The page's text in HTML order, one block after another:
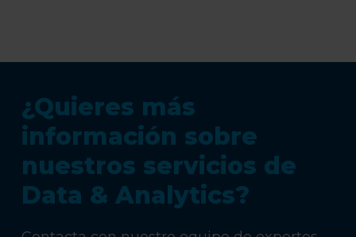
¿Quieres más
información sobre
nuestros servicios de
Data & Analytics?